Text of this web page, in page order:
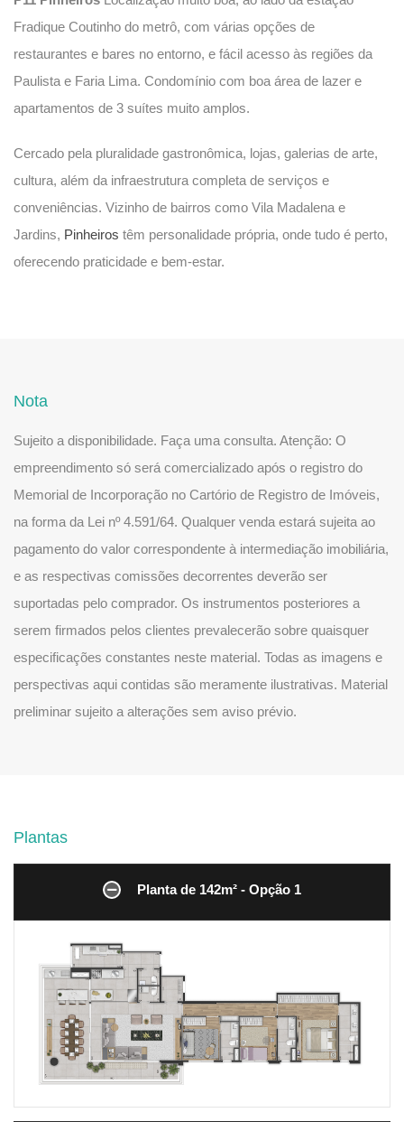
Fradique Coutinho do metrô, com várias opções de
restaurantes e bares no entorno, e fácil acesso às regiões da
Paulista e Faria Lima. Condomínio com boa área de lazer e
apartamentos de 3 suítes muito amplos.
Cercado pela pluralidade gastronômica, lojas, galerias de arte,
cultura, além da infraestrutura completa de serviços e
conveniências. Vizinho de bairros como Vila Madalena e
Jardins, Pinheiros têm personalidade própria, onde tudo é perto,
oferecendo praticidade e bem-estar.
Nota
Sujeito a disponibilidade. Faça uma consulta. Atenção: O
empreendimento só será comercializado após o registro do
Memorial de Incorporação no Cartório de Registro de Imóveis,
na forma da Lei nº 4.591/64. Qualquer venda estará sujeita ao
pagamento do valor correspondente à intermediação imobiliária,
e as respectivas comissões decorrentes deverão ser
suportadas pelo comprador. Os instrumentos posteriores a
serem firmados pelos clientes prevalecerão sobre quaisquer
especificações constantes neste material. Todas as imagens e
perspectivas aqui contidas são meramente ilustrativas. Material
preliminar sujeito a alterações sem aviso prévio.
Plantas
Planta de 142m² - Opção 1